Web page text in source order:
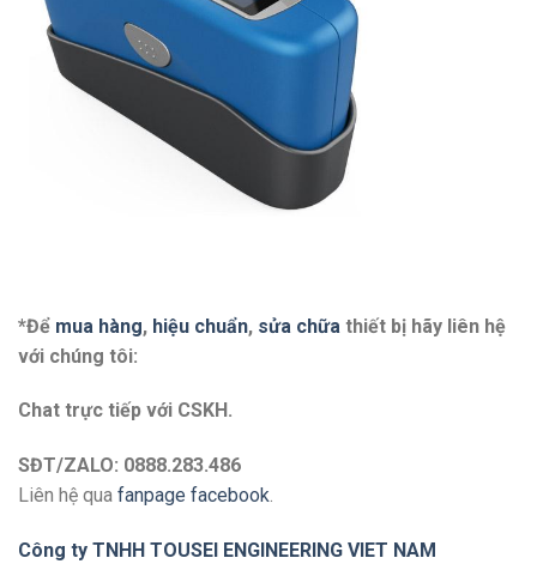
*Để mua hàng, hiệu chuẩn, sửa chữa thiết bị hãy liên hệ
với chúng tôi:
Chat trực tiếp với CSKH.
SĐT/ZALO: 0888.283.486
Liên hệ qua fanpage facebook.
Công ty TNHH TOUSEI ENGINEERING VIET NAM